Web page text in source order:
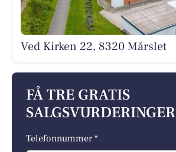
Ved Kirken 22, 8320 Mårslet
FÅ TRE GRATIS
SALGSVURDERINGER
Telefonnummer *